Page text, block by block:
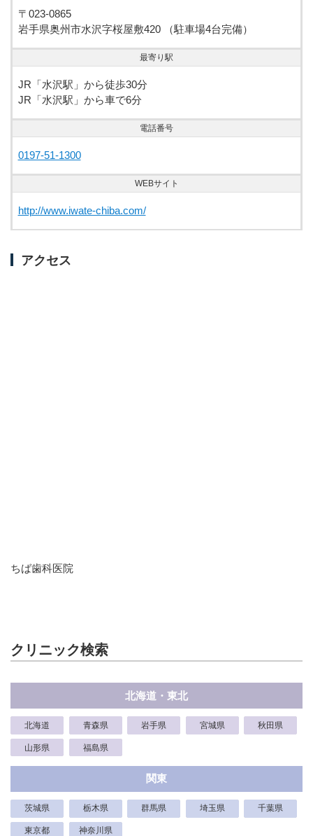
〒023-0865
岩手県奥州市水沢字桜屋敷420 （駐車場4台完備）
最寄り駅
JR「水沢駅」から徒歩30分
JR「水沢駅」から車で6分
電話番号
0197-51-1300
WEBサイト
http://www.iwate-chiba.com/
アクセス
ちば歯科医院
クリニック検索
北海道・東北
北海道 青森県 岩手県 宮城県 秋田県
山形県 福島県
関東
茨城県 栃木県 群馬県 埼玉県 千葉県
東京都 神奈川県